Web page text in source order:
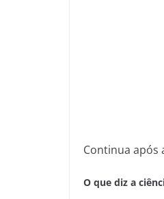
Continua após
O que diz a